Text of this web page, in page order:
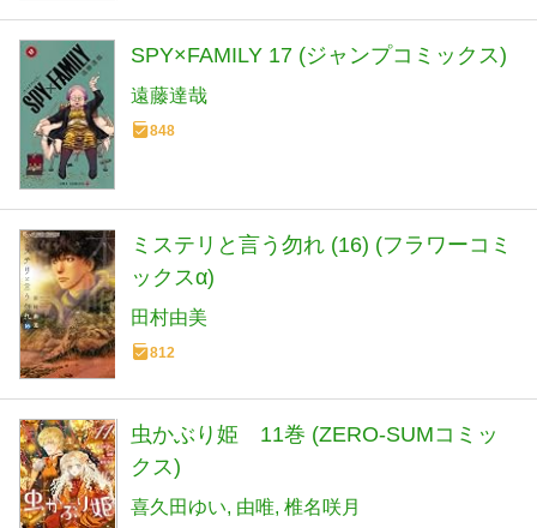
SPY×FAMILY 17 (ジャンプコミックス)
遠藤達哉
848
ミステリと言う勿れ (16) (フラワーコミ
ックスα)
田村由美
812
虫かぶり姫 11巻 (ZERO-SUMコミッ
クス)
喜久田ゆい 由唯 椎名咲月